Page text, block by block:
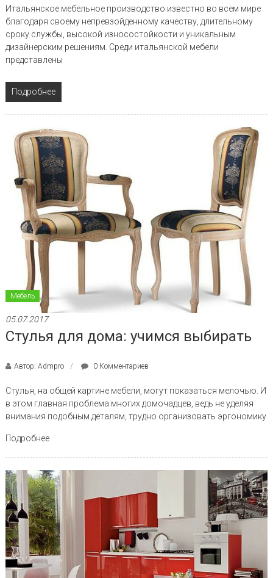
Итальянское мебельное производство известно во всем мире
благодаря своему непревзойденному качеству, длительному
сроку службы, высокой износостойкости и уникальным
дизайнерским решениям. Среди итальянской мебели
представлены
Подробнее
Мебель
05.07.2017
Стулья для дома: учимся выбирать
Автор: Admpro 0 Комментариев
Стулья, на общей картине мебели, могут показаться мелочью. И
в этом главная проблема многих домочадцев, ведь не уделяя
внимания подобным деталям, трудно организовать эргономику
Подробнее